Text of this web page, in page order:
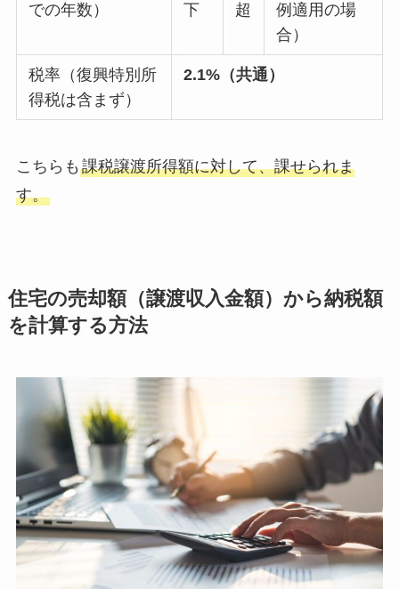
での年数）
下
超
例適用の場
合）
税率（復興特別所
得税は含まず）
2.1% （共通）
こちらも 課税譲渡所得額に対して、課せられま
す。
住宅の売却額（譲渡収入金額）から納税額
を計算する方法